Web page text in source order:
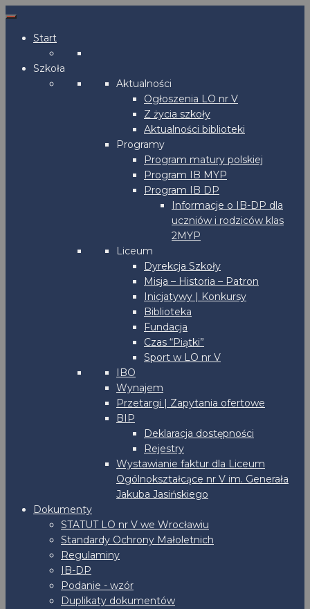
Start
Szkoła
Aktualności
Ogłoszenia LO nr V
Z życia szkoły
Aktualności biblioteki
Programy
Program matury polskiej
Program IB MYP
Program IB DP
Informacje o IB-DP dla
uczniów i rodziców klas
2MYP
Liceum
Dyrekcja Szkoły
Misja – Historia – Patron
Inicjatywy | Konkursy
Biblioteka
Fundacja
Czas “Piątki”
Sport w LO nr V
IBO
Wynajem
Przetargi | Zapytania ofertowe
BIP
Deklaracja dostępności
Rejestry
Wystawianie faktur dla Liceum
Ogólnokształcące nr V im. Generała
Jakuba Jasińskiego
Dokumenty
STATUT LO nr V we Wrocławiu
Standardy Ochrony Małoletnich
Regulaminy
IB-DP
Podanie - wzór
Duplikaty dokumentów